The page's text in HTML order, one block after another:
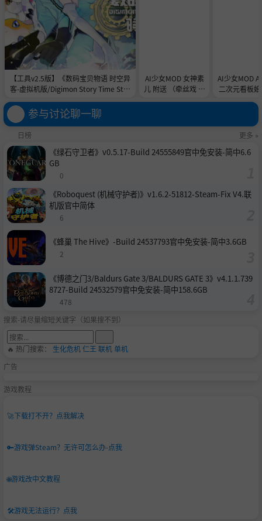
【工具v2.5版】《数码宝贝物语 时空异
客-虚拟机版/Digimon Story Time Stra
官中免安装-简中31.1GB
AI少女MOD 女神素
儿 附送 （牵丝戏 舞
AI少女MOD A
二次元看板
参与讨论聊一聊
日榜 更多 »
《绿石守卫者》v0.5.17-Build 24555849官中免安装-简中6.6
GB
0
《Roboquest (机械守护者)》v1.6.2-51812-Steam-Fix V4.联
机版官中简体
6
《蜂巢 The Hive》-Build 24537793官中免安装-简中3.6GB
2
《博德之门3/Baldurs Gate 3/BALDURS GATE 3》v4.1.1.739
8727-Build 24532579官中免安装-简中158.6GB
478
搜索-请尽量缩短关键字（如果搜不到）
🔥 热门搜索： 生化危机仁王 联机单机
广告
游戏教程
🚀下载打不开？点我解决
🔑游戏弹Steam？无许可怎么办-点我
🌐游戏改中文教程
🛠️游戏无法运行？点我